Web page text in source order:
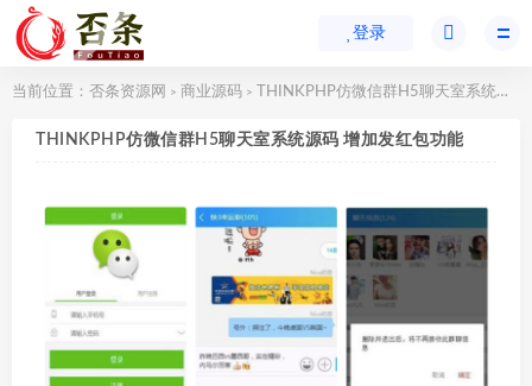
登录
当前位置： 否条资源网 > 商业源码 > THINKPHP仿微信群H5聊天室系统源码 增加发红包功能
THINKPHP仿微信群H5聊天室系统源码 增加发红包功能